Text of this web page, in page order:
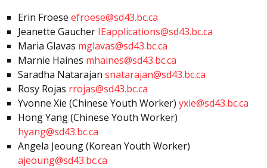
Erin Froese efroese@sd43.bc.ca
Jeanette Gaucher IEapplications@sd43.bc.ca
Maria Glavas mglavas@sd43.bc.ca
Marnie Haines mhaines@sd43.bc.ca
Saradha Natarajan snatarajan@sd43.bc.ca
Rosy Rojas rrojas@sd43.bc.ca
Yvonne Xie (Chinese Youth Worker) yxie@sd43.bc.ca
Hong Yang (Chinese Youth Worker)
hyang@sd43.bc.ca
Angela Jeoung (Korean Youth Worker)
ajeoung@sd43.bc.ca